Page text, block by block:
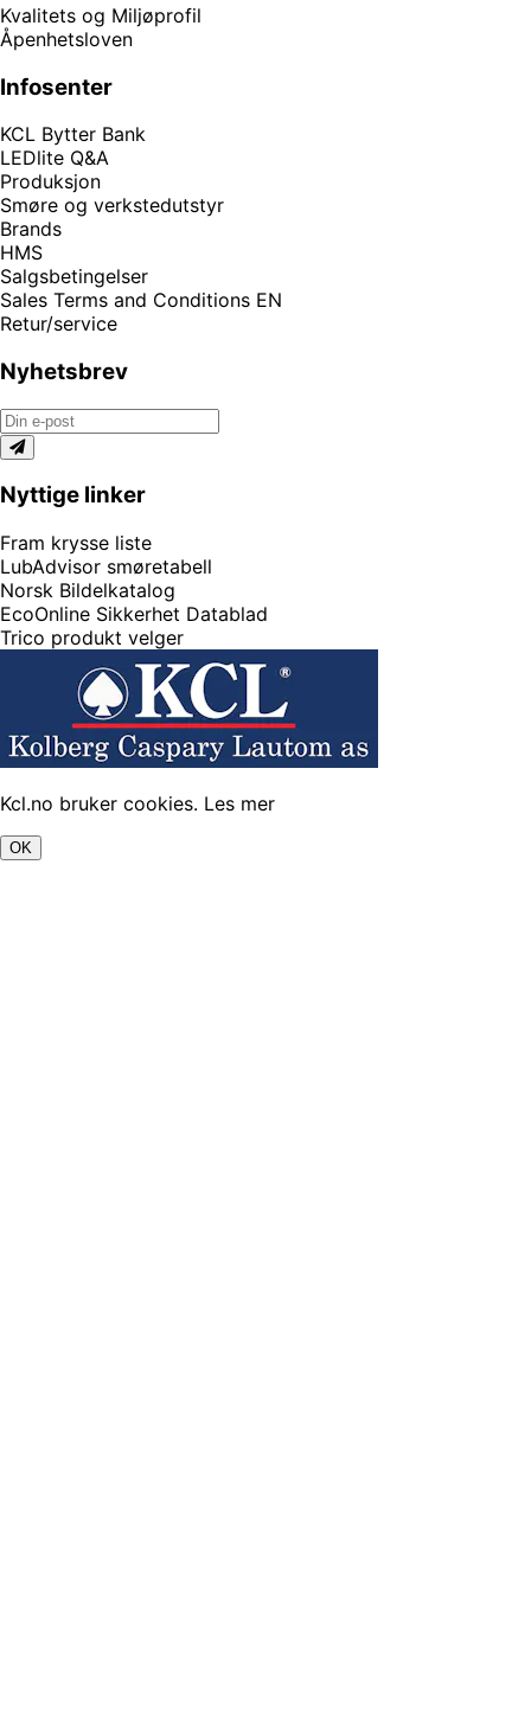
Kvalitets og Miljøprofil
Åpenhetsloven
Infosenter
KCL Bytter Bank
LEDlite Q&A
Produksjon
Smøre og verkstedutstyr
Brands
HMS
Salgsbetingelser
Sales Terms and Conditions EN
Retur/service
Nyhetsbrev
Nyttige linker
Fram krysse liste
LubAdvisor smøretabell
Norsk Bildelkatalog
EcoOnline Sikkerhet Datablad
Trico produkt velger
Kcl.no bruker cookies. Les mer
OK